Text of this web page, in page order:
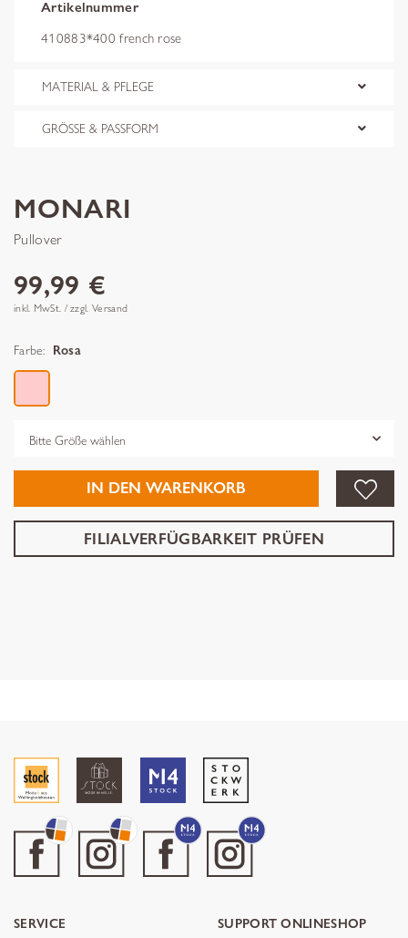
Artikelnummer
410883*400 french rose
MATERIAL & PFLEGE
GRÖSSE & PASSFORM
MONARI
Pullover
99,99 €
inkl. MwSt. / zzgl. Versand
Farbe: Rosa
IN DEN WARENKORB
FILIALVERFÜGBARKEIT PRÜFEN
SERVICE SUPPORT ONLINESHOP